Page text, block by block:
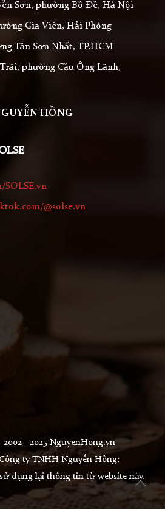
Sơn, phường Bồ Đề, Hà Nội
Gia Viên, Hải Phòng
Tân Sơn Nhất, TP.HCM
phường Cầu Ông Lãnh,
HỒNG
SOLSE.vn
@solse.vn
- 2025 NguyenHong.vn
ty TNHH Nguyễn Hồng:
dụng lại thông tin từ website này.